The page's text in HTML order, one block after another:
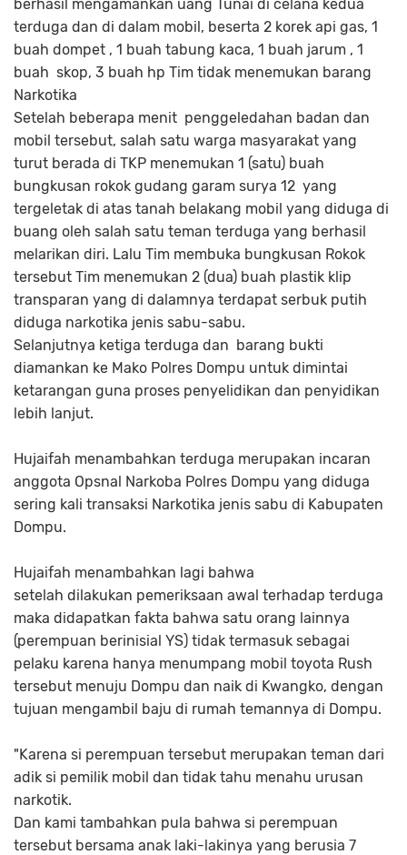
berhasil mengamankan uang Tunai di celana kedua
terduga dan di dalam mobil, beserta 2 korek api gas, 1
buah dompet , 1 buah tabung kaca, 1 buah jarum , 1
buah skop, 3 buah hp Tim tidak menemukan barang
Narkotika
Setelah beberapa menit penggeledahan badan dan
mobil tersebut, salah satu warga masyarakat yang
turut berada di TKP menemukan 1 (satu) buah
bungkusan rokok gudang garam surya 12 yang
tergeletak di atas tanah belakang mobil yang diduga di
buang oleh salah satu teman terduga yang berhasil
melarikan diri. Lalu Tim membuka bungkusan Rokok
tersebut Tim menemukan 2 (dua) buah plastik klip
transparan yang di dalamnya terdapat serbuk putih
diduga narkotika jenis sabu-sabu.
Selanjutnya ketiga terduga dan barang bukti
diamankan ke Mako Polres Dompu untuk dimintai
ketarangan guna proses penyelidikan dan penyidikan
lebih lanjut.
Hujaifah menambahkan terduga merupakan incaran
anggota Opsnal Narkoba Polres Dompu yang diduga
sering kali transaksi Narkotika jenis sabu di Kabupaten
Dompu.
Hujaifah menambahkan lagi bahwa
setelah dilakukan pemeriksaan awal terhadap terduga
maka didapatkan fakta bahwa satu orang lainnya
(perempuan berinisial YS) tidak termasuk sebagai
pelaku karena hanya menumpang mobil toyota Rush
tersebut menuju Dompu dan naik di Kwangko, dengan
tujuan mengambil baju di rumah temannya di Dompu.
"Karena si perempuan tersebut merupakan teman dari
adik si pemilik mobil dan tidak tahu menahu urusan
narkotik.
Dan kami tambahkan pula bahwa si perempuan
tersebut bersama anak laki-lakinya yang berusia 7